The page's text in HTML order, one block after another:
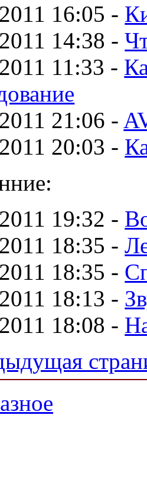
16:05 -
14:38 -
11:33 -
21:06 -
20:03 -
19:32 -
18:35 -
18:35 -
18:13 -
18:08 -